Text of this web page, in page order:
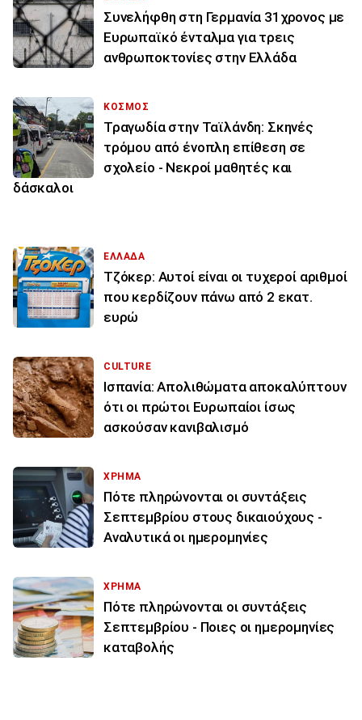
Συνελήφθη στη Γερμανία 31χρονος με
Ευρωπαϊκό ένταλμα για τρεις
ανθρωποκτονίες στην Ελλάδα
ΚΟΣΜΟΣ
Τραγωδία στην Ταϊλάνδη: Σκηνές
τρόμου από ένοπλη επίθεση σε
σχολείο - Νεκροί μαθητές και
δάσκαλοι
ΕΛΛΑΔΑ
Τζόκερ: Αυτοί είναι οι τυχεροί αριθμοί
που κερδίζουν πάνω από 2 εκατ.
ευρώ
CULTURE
Ισπανία: Απολιθώματα αποκαλύπτουν
ότι οι πρώτοι Ευρωπαίοι ίσως
ασκούσαν κανιβαλισμό
ΧΡΗΜΑ
Πότε πληρώνονται οι συντάξεις
Σεπτεμβρίου στους δικαιούχους -
Αναλυτικά οι ημερομηνίες
ΧΡΗΜΑ
Πότε πληρώνονται οι συντάξεις
Σεπτεμβρίου - Ποιες οι ημερομηνίες
καταβολής